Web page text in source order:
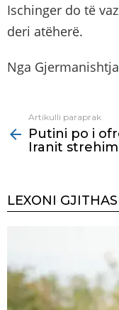
Ischinger do të
deri atëherë.
Nga
more
Artikulli paraprak
Putini po i
Iranit
LEXONI